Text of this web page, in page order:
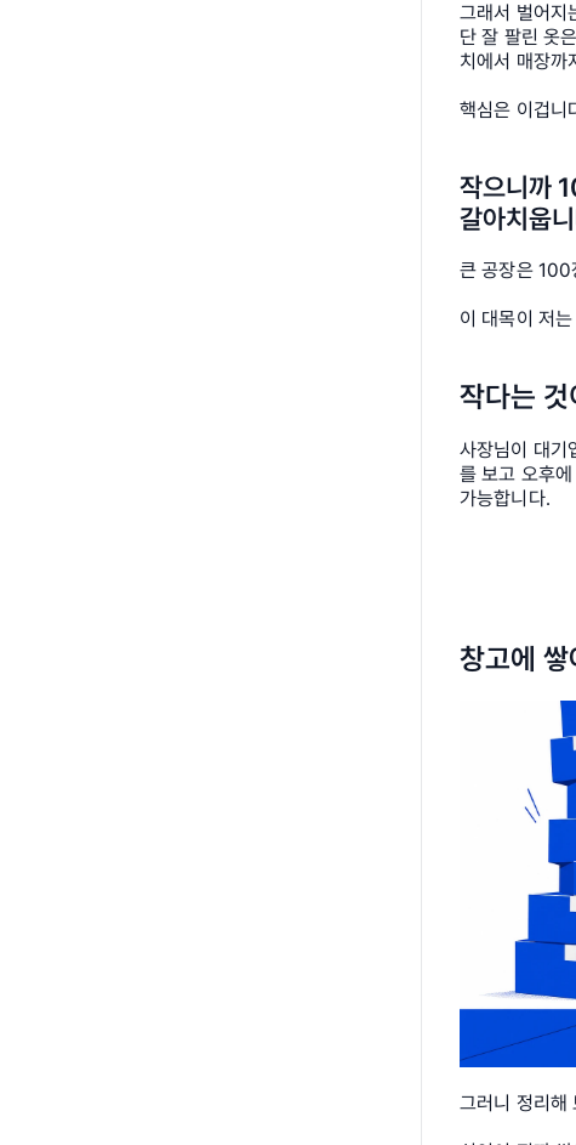
그래서 벌어지
단 잘 팔린 옷은
치에서 매장
핵심은 이겁니
작으니까
갈아치웁
큰 공장은 100
이 대목이 저
작다는
사장님이 대기
를 보고 오후
가능합니다.
창고에
그러니 정리해